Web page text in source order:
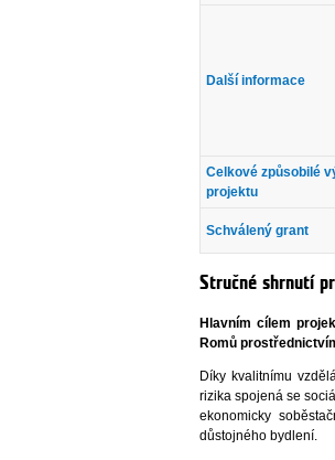
Další informace
Celkové způsobilé
projektu
Schválený grant
Stručné shrnutí
Hlavním cílem
Romů
Díky kvalitnímu
rizika spojená se
ekonomicky
důstojného bydlení.